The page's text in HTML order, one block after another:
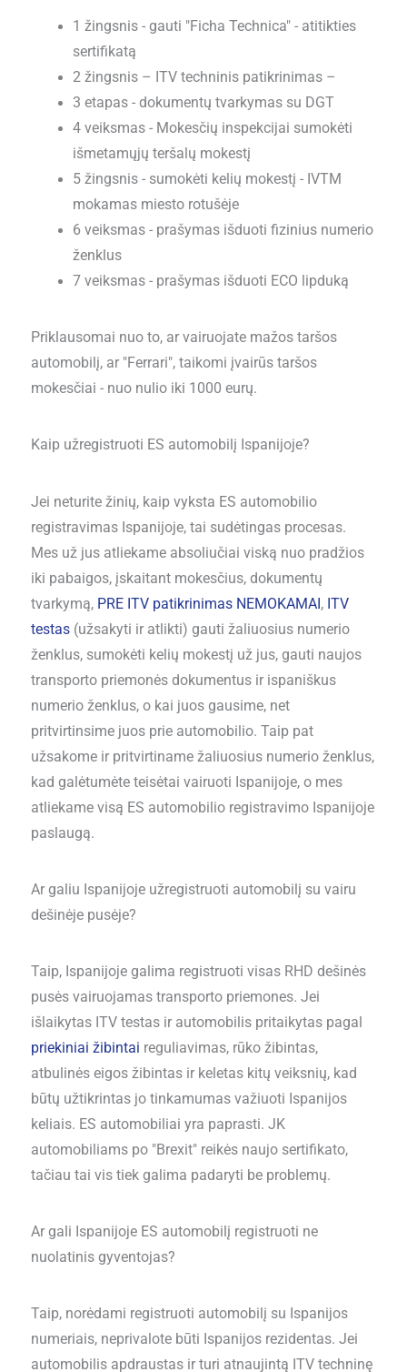
1 žingsnis - gauti "Ficha Technica" - atitikties
sertifikatą
2 žingsnis – ITV techninis patikrinimas –
3 etapas - dokumentų tvarkymas su DGT
4 veiksmas - Mokesčių inspekcijai sumokėti
išmetamųjų teršalų mokestį
5 žingsnis - sumokėti kelių mokestį - IVTM
mokamas miesto rotušėje
6 veiksmas - prašymas išduoti fizinius numerio
ženklus
7 veiksmas - prašymas išduoti ECO lipduką
Priklausomai nuo to, ar vairuojate mažos taršos
automobilį, ar "Ferrari", taikomi įvairūs taršos
mokesčiai - nuo nulio iki 1000 eurų.
Kaip užregistruoti ES automobilį Ispanijoje?
Jei neturite žinių, kaip vyksta ES automobilio
registravimas Ispanijoje, tai sudėtingas procesas.
Mes už jus atliekame absoliučiai viską nuo pradžios
iki pabaigos, įskaitant mokesčius, dokumentų
tvarkymą, PRE ITV patikrinimas NEMOKAMAI , ITV
testas(užsakyti ir atlikti) gauti žaliuosius numerio
ženklus, sumokėti kelių mokestį už jus, gauti naujos
transporto priemonės dokumentus ir ispaniškus
numerio ženklus, o kai juos gausime, net
pritvirtinsime juos prie automobilio. Taip pat
užsakome ir pritvirtiname žaliuosius numerio ženklus,
kad galėtumėte teisėtai vairuoti Ispanijoje, o mes
atliekame visą ES automobilio registravimo Ispanijoje
paslaugą.
Ar galiu Ispanijoje užregistruoti automobilį su vairu
dešinėje pusėje?
Taip, Ispanijoje galima registruoti visas RHD dešinės
pusės vairuojamas transporto priemones. Jei
išlaikytas ITV testas ir automobilis pritaikytas pagal
priekiniai žibintai reguliavimas, rūko žibintas,
atbulinės eigos žibintas ir keletas kitų veiksnių, kad
būtų užtikrintas jo tinkamumas važiuoti Ispanijos
keliais. ES automobiliai yra paprasti. JK
automobiliams po "Brexit" reikės naujo sertifikato,
tačiau tai vis tiek galima padaryti be problemų.
Ar gali Ispanijoje ES automobilį registruoti ne
nuolatinis gyventojas?
Taip, norėdami registruoti automobilį su Ispanijos
numeriais, neprivalote būti Ispanijos rezidentas. Jei
automobilis apdraustas ir turi atnaujintą ITV techninę